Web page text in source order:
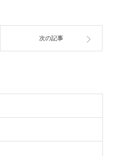
次の記事